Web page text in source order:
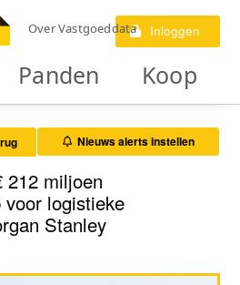
Over Vastgoeddata Inloggen
Panden Koop
Nieuws alerts instellen
212 miljoen
logistieke
Stanley